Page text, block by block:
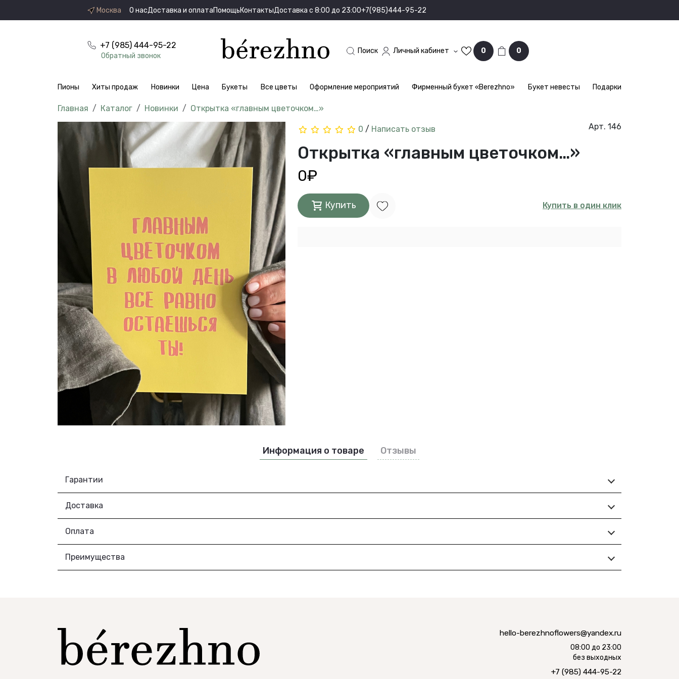
Москва О насДоставка и оплатаПомощьКонтактыДоставка с 8:00 до 23:00+7(985)444-95-22
+7 (985) 444-95-22
Обратный звонок
Поиск Личный кабинет 0 0
Пионы Хиты продаж Новинки Цена Букеты Все цветы Оформление мероприятий Фирменный букет «Berezhno» Букет невесты Подарки
Каталог Новинки Открытка «главным цветочком…»
0 / Написать отзыв Арт. 146
Открытка «главным цветочком…»
0₽
Купить Купить в один клик
Информация о товаре Отзывы
Гарантии
Доставка
Оплата
Преимущества
hello-berezhnoflowers@yandex.ru
08:00 до 23:00
без выходных
+7 (985) 444-95-22